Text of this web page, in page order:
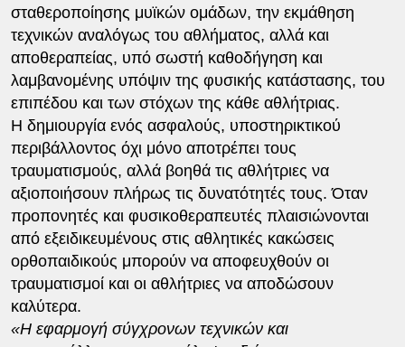
σταθεροποίησης μυϊκών ομάδων, την εκμάθηση
τεχνικών αναλόγως του αθλήματος, αλλά και
αποθεραπείας, υπό σωστή καθοδήγηση και
λαμβανομένης υπόψιν της φυσικής κατάστασης, του
επιπέδου και των στόχων της κάθε αθλήτριας.
Η δημιουργία ενός ασφαλούς, υποστηρικτικού
περιβάλλοντος όχι μόνο αποτρέπει τους
τραυματισμούς, αλλά βοηθά τις αθλήτριες να
αξιοποιήσουν πλήρως τις δυνατότητές τους. Όταν
προπονητές και φυσικοθεραπευτές πλαισιώνονται
από εξειδικευμένους στις αθλητικές κακώσεις
ορθοπαιδικούς μπορούν να αποφευχθούν οι
τραυματισμοί και οι αθλήτριες να αποδώσουν
καλύτερα.
«Η εφαρμογή σύγχρονων τεχνικών και